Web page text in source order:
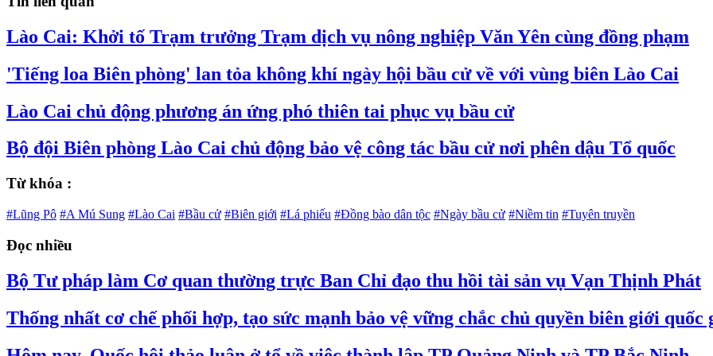
Lào Cai: Khởi tố Trạm trưởng Trạm dịch vụ nông nghiệp Văn Yên cùng đồng phạm
'Tiếng loa Biên phòng' lan tỏa không khí ngày hội bầu cử về với vùng biên Lào Cai
Lào Cai chủ động phương án ứng phó thiên tai phục vụ bầu cử
Bộ đội Biên phòng Lào Cai chủ động bảo vệ công tác bầu cử nơi phên dậu Tổ quốc
Từ khóa :
#Lũng Pô #A Mú Sung #Lào Cai #Bầu cử #Biên giới #Lá phiếu #Đồng bào dân tộc #Ngày bầu cử #Niềm tin #Tuyên truyền
Đọc nhiều
Bộ Tư pháp làm Cơ quan thường trực Ban Chỉ đạo thu hồi tài sản vụ Vạn Thịnh Phát
Thống nhất cơ chế phối hợp, tạo sức mạnh bảo vệ vững chắc chủ quyền biên giới quốc